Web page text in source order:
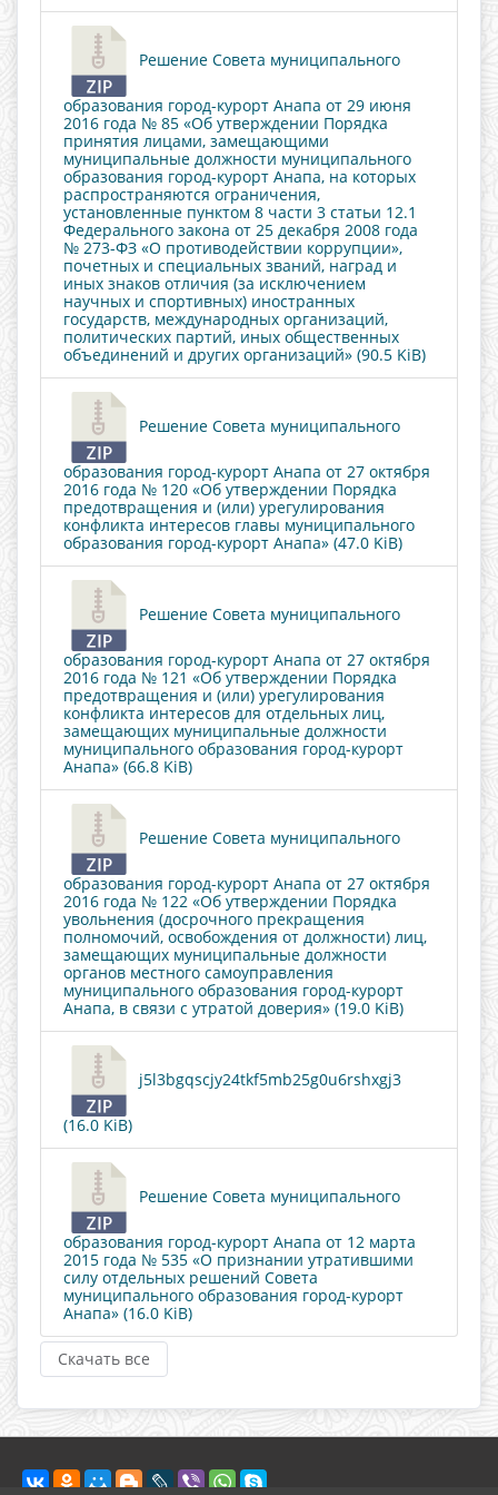
Решение Совета муниципального
образования город-курорт Анапа от 29 июня
2016 года № 85 «Об утверждении Порядка
принятия лицами, замещающими
муниципальные должности муниципального
образования город-курорт Анапа, на которых
распространяются ограничения,
установленные пунктом 8 части 3 статьи 12.1
Федерального закона от 25 декабря 2008 года
№ 273-ФЗ «О противодействии коррупции»,
почетных и специальных званий, наград и
иных знаков отличия (за исключением
научных и спортивных) иностранных
государств, международных организаций,
политических партий, иных общественных
объединений и других организаций» (90.5 KiB)
Решение Совета муниципального
образования город-курорт Анапа от 27 октября
2016 года № 120 «Об утверждении Порядка
предотвращения и (или) урегулирования
конфликта интересов главы муниципального
образования город-курорт Анапа» (47.0 KiB)
Решение Совета муниципального
образования город-курорт Анапа от 27 октября
2016 года № 121 «Об утверждении Порядка
предотвращения и (или) урегулирования
конфликта интересов для отдельных лиц,
замещающих муниципальные должности
муниципального образования город-курорт
Анапа» (66.8 KiB)
Решение Совета муниципального
образования город-курорт Анапа от 27 октября
2016 года № 122 «Об утверждении Порядка
увольнения (досрочного прекращения
полномочий, освобождения от должности) лиц,
замещающих муниципальные должности
органов местного самоуправления
муниципального образования город-курорт
Анапа, в связи с утратой доверия» (19.0 KiB)
j5l3bgqscjy24tkf5mb25g0u6rshxgj3
(16.0 KiB)
Решение Совета муниципального
образования город-курорт Анапа от 12 марта
2015 года № 535 «О признании утратившими
силу отдельных решений Совета
муниципального образования город-курорт
Анапа» (16.0 KiB)
Скачать все